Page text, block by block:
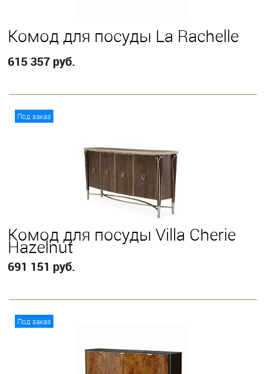
Комод для посуды La Rachelle
615 357 руб.
Под заказ
Комод для посуды Villa Cherie
Hazelnut
691 151 руб.
Под заказ